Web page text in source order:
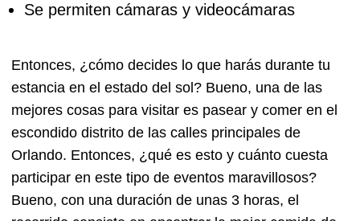
Se permiten cámaras y videocámaras
Entonces, ¿cómo decides lo que harás durante tu
estancia en el estado del sol? Bueno, una de las
mejores cosas para visitar es pasear y comer en el
escondido distrito de las calles principales de
Orlando. Entonces, ¿qué es esto y cuánto cuesta
participar en este tipo de eventos maravillosos?
Bueno, con una duración de unas 3 horas, el